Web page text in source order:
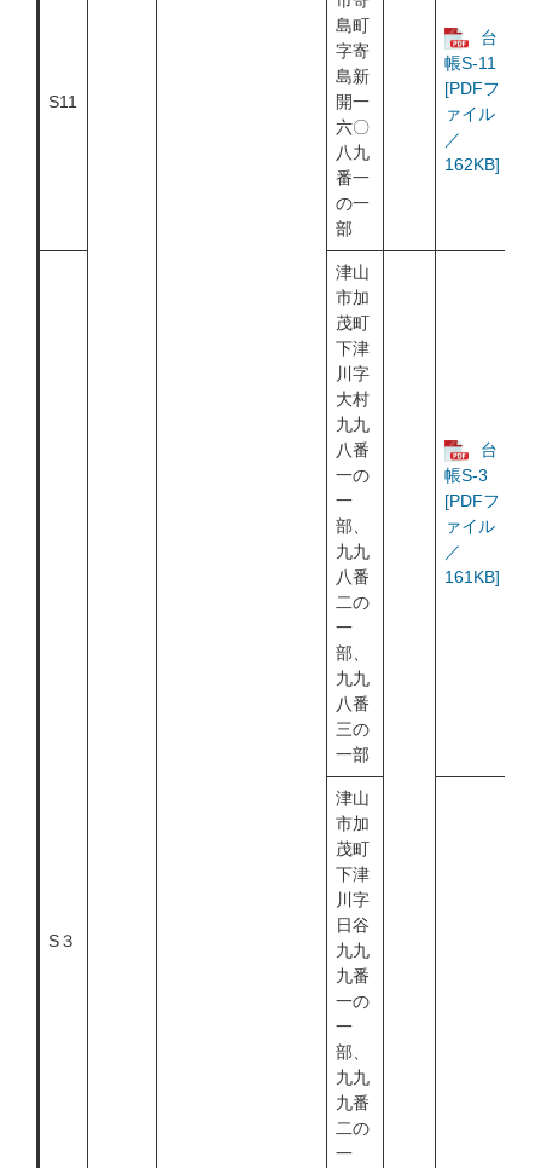
S11
島町
字寄
島新
開一
六〇
八九
番一
の一
部
台
帳S-11
[PDFフ
ァイル
／
162KB]
S３
津山
市加
茂町
下津
川字
大村
九九
八番
一の
一
部、
九九
八番
二の
一
部、
九九
八番
三の
一部
台
帳S-3
[PDFフ
ァイル
／
161KB]
津山
市加
茂町
下津
川字
日谷
九九
九番
一の
一
部、
九九
九番
二の
一